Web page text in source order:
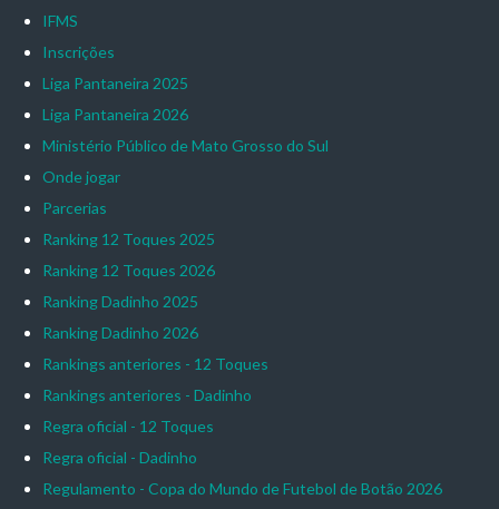
IFMS
Inscrições
Liga Pantaneira 2025
Liga Pantaneira 2026
Ministério Público de Mato Grosso do Sul
Onde jogar
Parcerias
Ranking 12 Toques 2025
Ranking 12 Toques 2026
Ranking Dadinho 2025
Ranking Dadinho 2026
Rankings anteriores - 12 Toques
Rankings anteriores - Dadinho
Regra oficial - 12 Toques
Regra oficial - Dadinho
Regulamento - Copa do Mundo de Futebol de Botão 2026